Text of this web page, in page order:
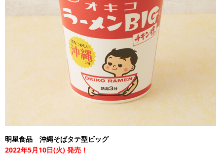
明星食品 沖縄そばタテ型ビッグ
2022年5月10日(火) 発売！